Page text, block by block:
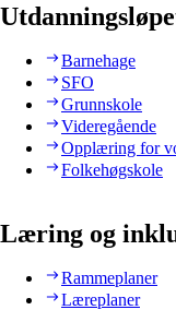
Barnehage
SFO
Grunnskole
Videregående
Opplæring for
Folkehøgskole
Læring og
Rammeplaner
Læreplaner